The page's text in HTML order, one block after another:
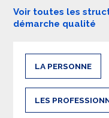
Voir toutes les
démarche qualité
LA PERSONNE
LES